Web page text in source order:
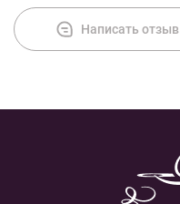
Написать отзыв